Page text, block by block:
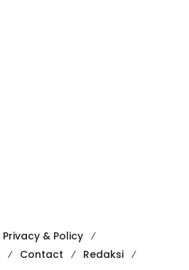
Privacy & Policy
Contact
Redaksi